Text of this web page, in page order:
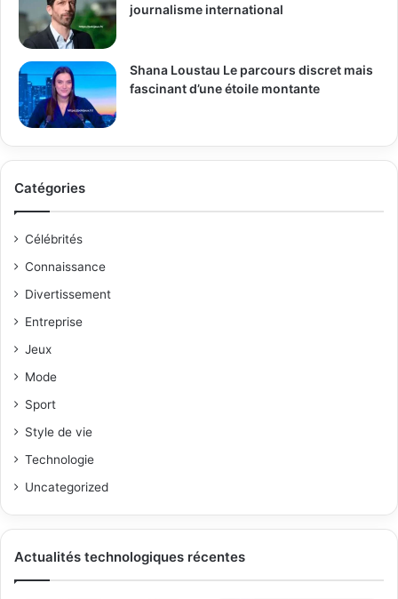
journalisme international
Shana Loustau Le parcours discret mais
fascinant d’une étoile montante
Catégories
Célébrités
Connaissance
Divertissement
Entreprise
Jeux
Mode
Sport
Style de vie
Technologie
Uncategorized
Actualités technologiques récentes